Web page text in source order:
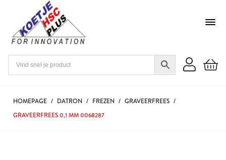
HOMEPAGE / DATRON / FREZEN / GRAVEERFREES /
GRAVEERFREES 0,1 MM 0068287